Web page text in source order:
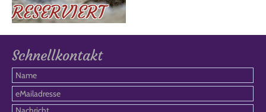
RESERVIERT
Schnellkontakt